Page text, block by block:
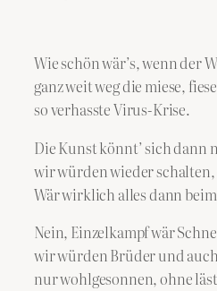
Wie schön wär’s, wenn der
ganz weit weg die miese, fiese
so verhasste Virus-Krise.
Die Kunst könnt’ sich dann
wir würden wieder
Wär wirklich alles dann
Nein, Einzelkampf wär
wir würden Brüder und
nur wohlgesonnen, ohne